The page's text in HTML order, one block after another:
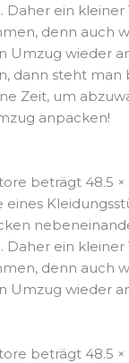
ein
denn auch
wieder
dann steht
Zeit, um
anpacken!
beträgt 48.5
ein
denn auch
wieder
beträgt 48.5